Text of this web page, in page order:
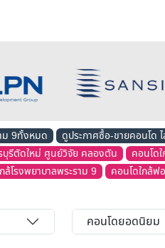
ม 9ทั้งหมด
ดูประกาศซื้อ-ขายคอนโด
บุรีตัดใหม่ ศูนย์วิจัย คลองตัน
คอนโด
ล้โรงพยาบาลพระราม 9 คอนโดใกล้ฟ
คอนโดยอดนิยม